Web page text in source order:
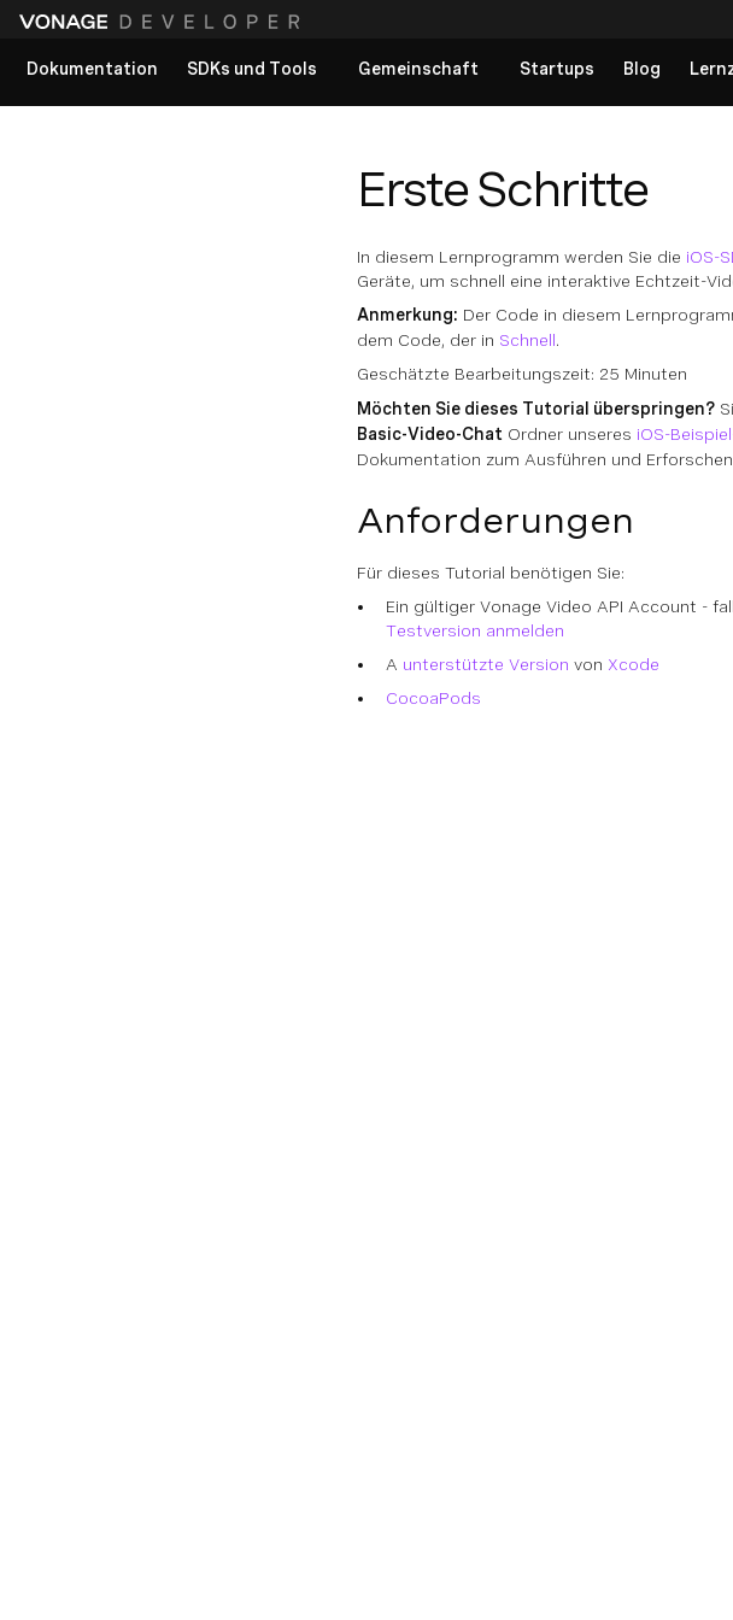
Dokumentation
SDKs und Tools Gemeinschaft Startups Blog
Erste Schritte
In diesem Lernprogramm werden Sie die iOS-
Geräte, um schnell eine interaktive Echtzeit-
Anmerkung: Der Code in diesem
dem Code, der in Schnell.
Geschätzte Bearbeitungszeit: 25 Minuten
Möchten Sie dieses Tutorial überspringen?
Basic-Video-Chat Ordner unseres iOS-
Dokumentation zum Ausführen und
Anforderungen
Für dieses Tutorial benötigen Sie:
Ein gültiger Vonage Video API Account -
Testversion anmelden
A unterstützte Version von Xcode
CocoaPods